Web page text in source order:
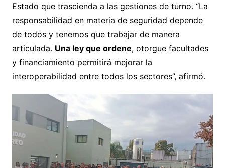
Estado que trascienda a las gestiones de turno. “La
responsabilidad en materia de seguridad depende
de todos y tenemos que trabajar de manera
articulada. Una ley que ordene, otorgue facultades
y financiamiento permitirá mejorar la
interoperabilidad entre todos los sectores”, afirmó.